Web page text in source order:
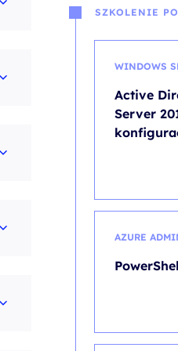
SZKOLENIE
WINDOWS
Active
Server
AZURE